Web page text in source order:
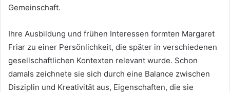
Gemeinschaft.
Ihre Ausbildung und frühen Interessen formten Margaret
Friar zu einer Persönlichkeit, die später in verschiedenen
gesellschaftlichen Kontexten relevant wurde. Schon
damals zeichnete sie sich durch eine Balance zwischen
Disziplin und Kreativität aus, Eigenschaften, die sie